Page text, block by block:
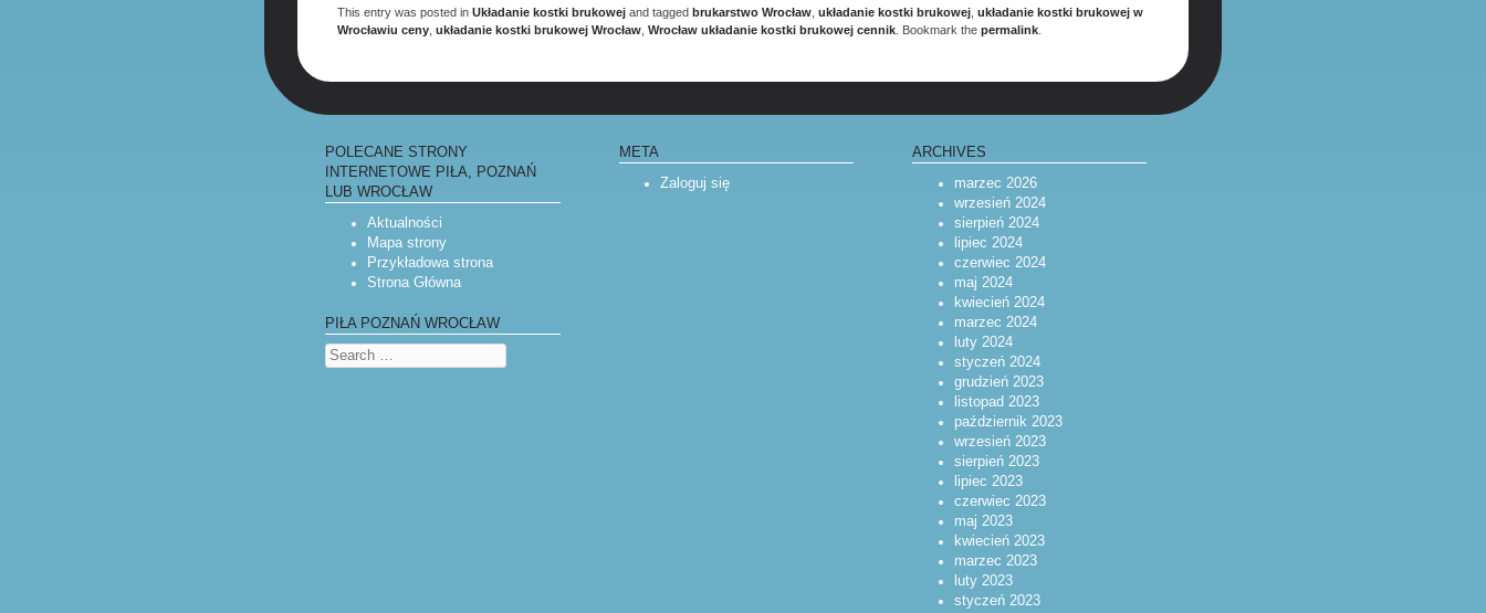
This entry was posted in Układanie kostki brukowejand tagged brukarstwo Wrocław, układanie kostki brukowej, układanie kostki brukowej w
Wrocławiu ceny, układanie kostki brukowej Wrocław, Wrocław układanie kostki brukowej cennik. Bookmark the permalink.
POLECANE STRONY
INTERNETOWE PIŁA, POZNAŃ
LUB WROCŁAW
Aktualności
Mapa strony
Przykładowa strona
Strona Główna
PIŁA POZNAŃ WROCŁAW
Search
META
Zaloguj się
ARCHIVES
marzec 2026
wrzesień 2024
sierpień 2024
lipiec 2024
czerwiec 2024
maj 2024
kwiecień 2024
marzec 2024
luty 2024
styczeń 2024
grudzień 2023
listopad 2023
październik 2023
wrzesień 2023
sierpień 2023
lipiec 2023
czerwiec 2023
maj 2023
kwiecień 2023
marzec 2023
luty 2023
styczeń 2023